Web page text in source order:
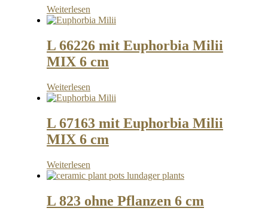
Weiterlesen
L 66226 mit Euphorbia Milii
MIX 6 cm
Weiterlesen
L 67163 mit Euphorbia Milii
MIX 6 cm
Weiterlesen
L 823 ohne Pflanzen 6 cm